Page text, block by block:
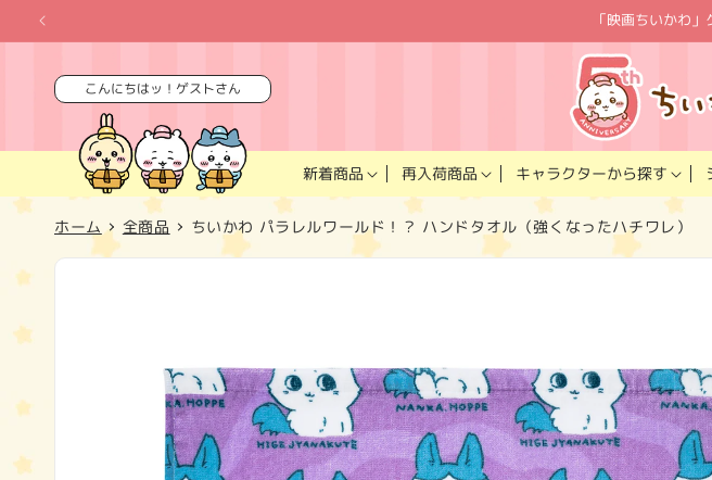
ンツに
進む
「映画ちいかわ」
こんにちはッ！ゲストさん
新着商品 再入荷商品 キャラクターから探す
ホーム 全商品 ちいかわ パラレルワールド！？ ハンドタオル（強くなったハチワレ）